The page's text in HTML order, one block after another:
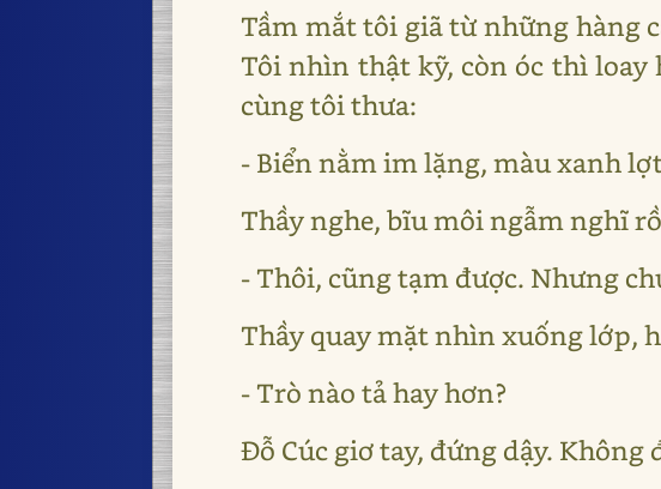
Tầm mắt tôi giã từ những hàng
Tôi nhìn thật kỹ, còn óc thì loay
cùng tôi thưa:
- Biển nằm im lặng, màu xanh
Thầy nghe, bĩu môi ngẫm nghĩ
- Thôi, cũng tạm được. Nhưng
Thầy quay mặt nhìn xuống lớp,
- Trò nào tả hay hơn?
Đỗ Cúc giơ tay, đứng dậy.